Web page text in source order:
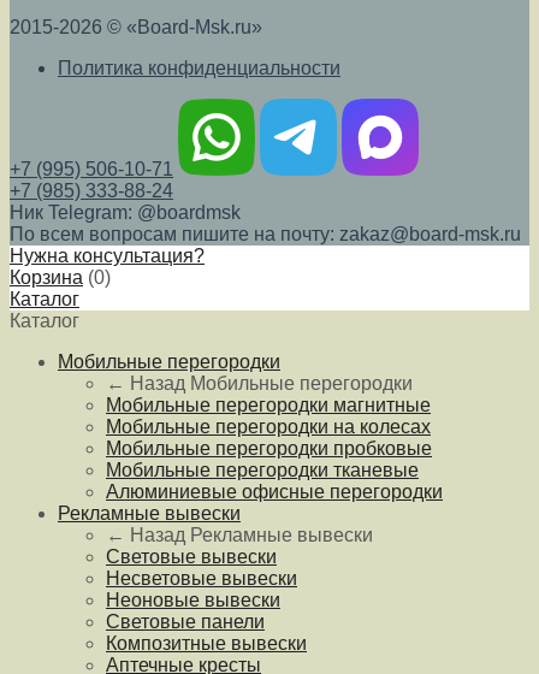
2015-2026 © «Board-Msk.ru»
Политика конфиденциальности
+7 (995) 506-10-71
+7 (985) 333-88-24
Ник Telegram: @boardmsk
По всем вопросам пишите на почту: zakaz@board-msk.ru
Нужна консультация?
Корзина (0)
Каталог
Каталог
Мобильные перегородки
← Назад Мобильные перегородки
Мобильные перегородки магнитные
Мобильные перегородки на колесах
Мобильные перегородки пробковые
Мобильные перегородки тканевые
Алюминиевые офисные перегородки
Рекламные вывески
← Назад Рекламные вывески
Световые вывески
Несветовые вывески
Неоновые вывески
Световые панели
Композитные вывески
Аптечные кресты